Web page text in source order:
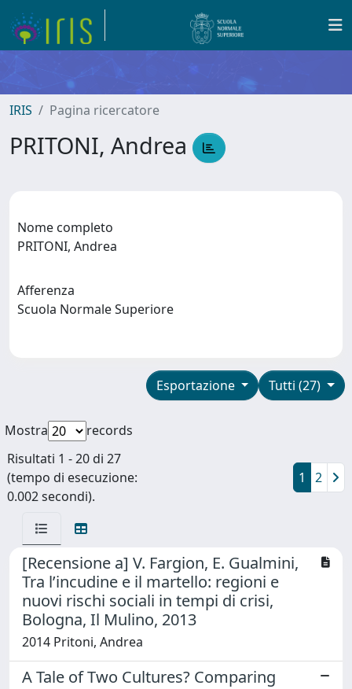
IRIS Pagina ricercatore
PRITONI, Andrea
Nome completo
PRITONI, Andrea
Afferenza
Scuola Normale Superiore
Tutti (27)
Esportazione
Mostra
records
Risultati 1 - 20 di 27
(tempo di esecuzione:
0.002 secondi).
1 2
[Recensione a] V. Fargion, E. Gualmini,
Tra l’incudine e il martello: regioni e
nuovi rischi sociali in tempi di crisi,
Bologna, Il Mulino, 2013
2014 Pritoni, Andrea
A Tale of Two Cultures? Comparing